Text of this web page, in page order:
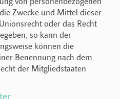
Zwecke und Mittel dieser
oder das Recht
so kann der
können die
Benennung nach dem
der Mitgliedstaaten